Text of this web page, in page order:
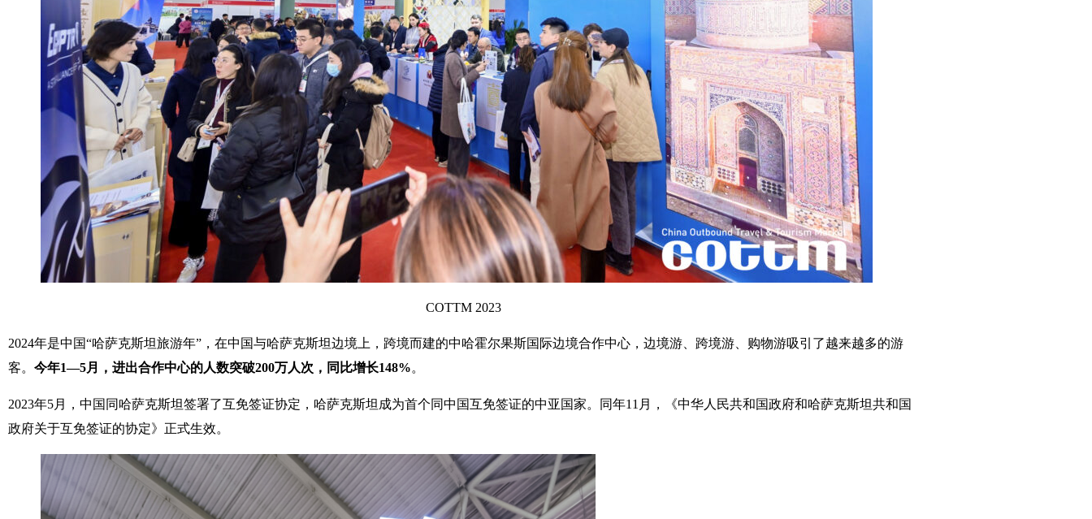
COTTM 2023
2024年是中国“哈萨克斯坦旅游年”，在中国与哈萨克斯坦边境上，跨境而建的中哈霍尔果斯国际边境合作中心，边境游、跨境游、购物游吸引了越来越多的游
客。 今年1—5月，进出合作中心的人数突破200万人次，同比增长148%。
2023年5月，中国同哈萨克斯坦签署了互免签证协定，哈萨克斯坦成为首个同中国互免签证的中亚国家。同年11月，《中华人民共和国政府和哈萨克斯坦共和国
政府关于互免签证的协定》正式生效。